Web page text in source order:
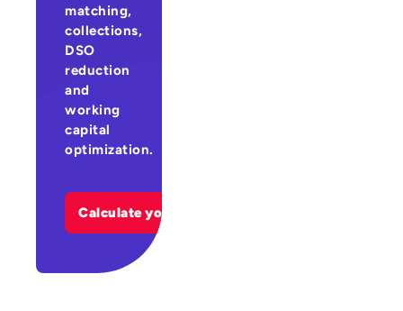
matching,
collections,
DSO
reduction
and
working
capital
optimization.
Calculate your ROI